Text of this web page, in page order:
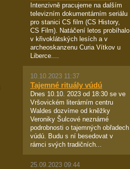
Intenzivně pracujeme na dalším
televizním dokumentárním seriálu
pro stanici CS film (CS History,
CS Film). Natáčení letos probíhalo
v křivoklátských lesích a v
archeoskanzenu Curia Vítkov u
Liberce....
10.10.2023 11:37
Tajemné rituály vúdú
Dnes 10.10. 2023 od 18:30 se ve
Vršovickém literárním centru
Waldes dozvíme od kněžky
Veroniky Šulcové neznámé
podrobnosti o tajemných obřadech
vúdú. Budu s ní besedovat v
rámci svých tradičních...
25.09.2023 09:44